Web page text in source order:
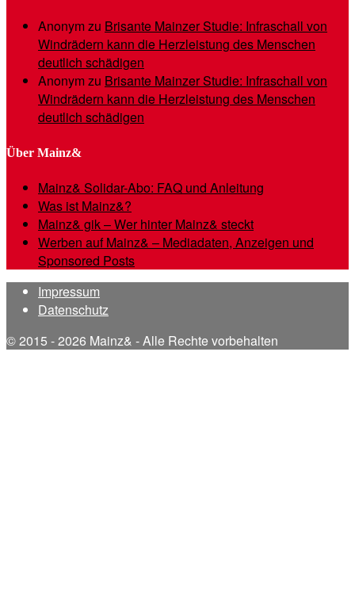
Anonymzu Brisante Mainzer Studie: Infraschall von
Windrädern kann die Herzleistung des Menschen
deutlich schädigen
Anonymzu Brisante Mainzer Studie: Infraschall von
Windrädern kann die Herzleistung des Menschen
deutlich schädigen
Über Mainz&
Mainz& Solidar-Abo: FAQ und Anleitung
Was ist Mainz&?
Mainz& gik – Wer hinter Mainz& steckt
Werben auf Mainz& – Mediadaten, Anzeigen und
Sponsored Posts
Impressum
Datenschutz
© 2015 - 2026 Mainz& - Alle Rechte vorbehalten